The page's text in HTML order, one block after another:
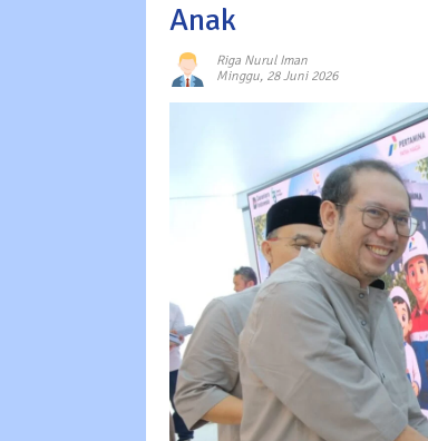
Anak
Riga Nurul Iman
Minggu, 28 Juni 2026